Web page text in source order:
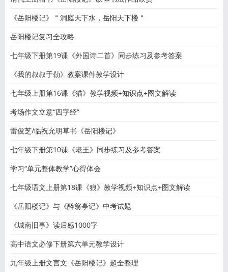
《岳阳楼记》＂洞庭天下水，岳阳天下楼＂
岳阳楼记复习全攻略
七年级下册第19课《外国诗二首》同步练习及参考答案
《我的叔叔于勒》教案课件教学设计
七年级上册第16课《猫》教学视频+知识点+图文解读
考场作文立意“四字经”
雷俊芝/临祝允明草书《岳阳楼记》
七年级下册第10课《老王》同步练习及参考答案
学习“单元整体教学”心得体会
七年级语文上册第18课《狼》教学视频+知识点+图文解读
《岳阳楼记》与《醉翁亭记》中考试题
《城南旧事》读后感1000字
高中语文必修下册第六单元教学设计
九年级上册文言文《岳阳楼记》超全整理